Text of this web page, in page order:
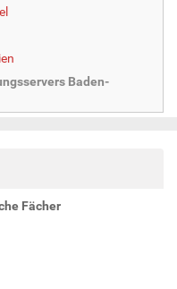
Baden-
Fächer